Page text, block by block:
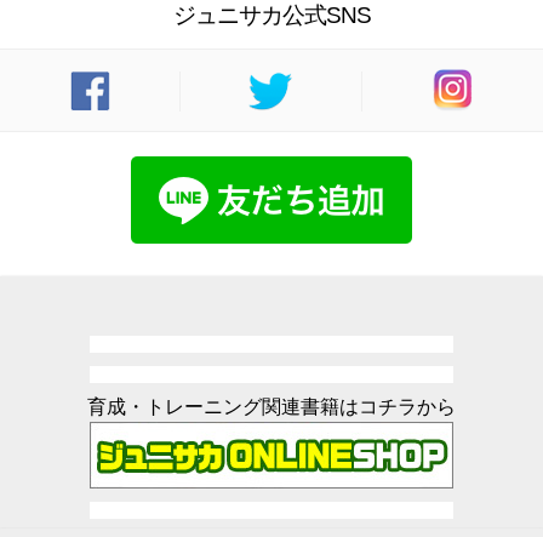
ジュニサカ公式SNS
育成・トレーニング関連書籍はコチラから